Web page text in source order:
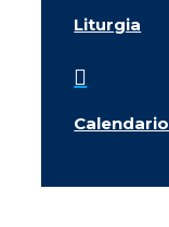
Liturgia

Calendario